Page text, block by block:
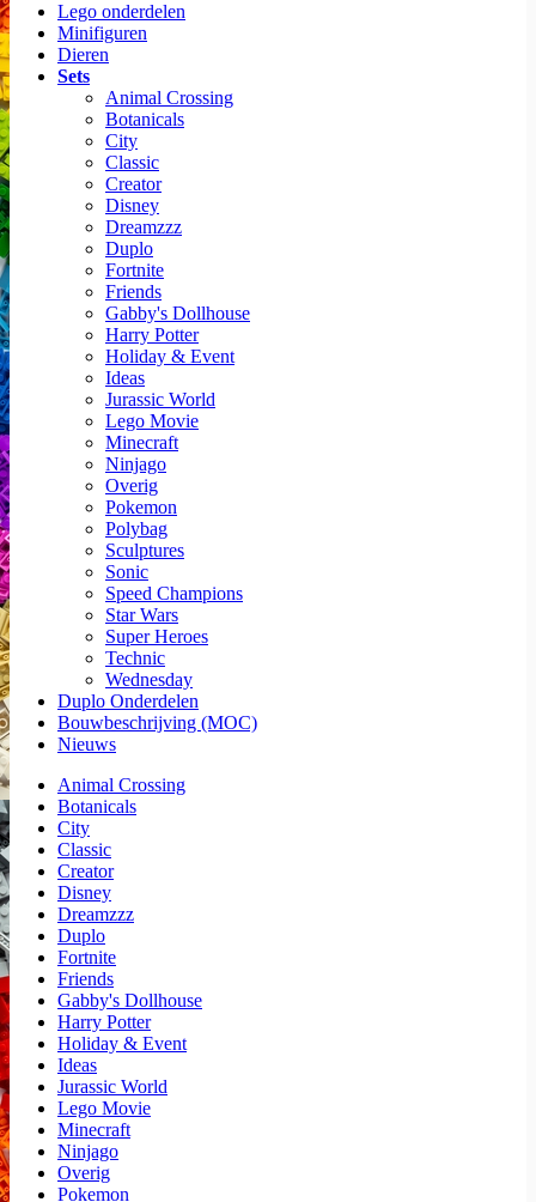
Lego onderdelen
Minifiguren
Dieren
Sets
Animal Crossing
Botanicals
City
Classic
Creator
Disney
Dreamzzz
Duplo
Fortnite
Friends
Gabby's Dollhouse
Harry Potter
Holiday & Event
Ideas
Jurassic World
Lego Movie
Minecraft
Ninjago
Overig
Pokemon
Polybag
Sculptures
Sonic
Speed Champions
Star Wars
Super Heroes
Technic
Wednesday
Duplo Onderdelen
Bouwbeschrijving (MOC)
Nieuws
Animal Crossing
Botanicals
City
Classic
Creator
Disney
Dreamzzz
Duplo
Fortnite
Friends
Gabby's Dollhouse
Harry Potter
Holiday & Event
Ideas
Jurassic World
Lego Movie
Minecraft
Ninjago
Overig
Pokemon